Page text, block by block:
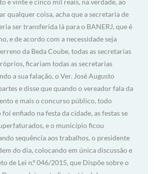
qualquer coisa, acha que a secretaria de
ser transferida lá para o BANERJ, que é
e de acordo com a necessidade seja
da Beda Coube, todas as secretarias
ficariam todas as secretarias
a sua falação, o Ver. José Augusto
e disse que quando o vereador fala da
e mais o concurso público, todo
enfiado na festa da cidade, as festas se
e o município ficou
sequência aos trabalhos, o presidente
do dia, colocando em única discussão e
de Lei n.º 046/2015, que Dispõe sobre o